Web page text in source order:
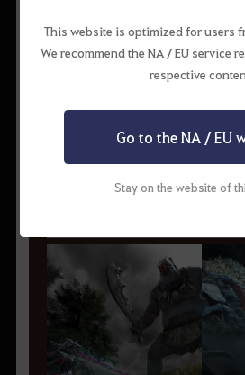
This website is optimized for users
We recommend the NA / EU service
respective
Go to the NA / EU
Stay on the website of
마차 동력이 무한대!
나 홀로 도전 & 다
협동!
월드 우두머리 레이드부터 협동형 던